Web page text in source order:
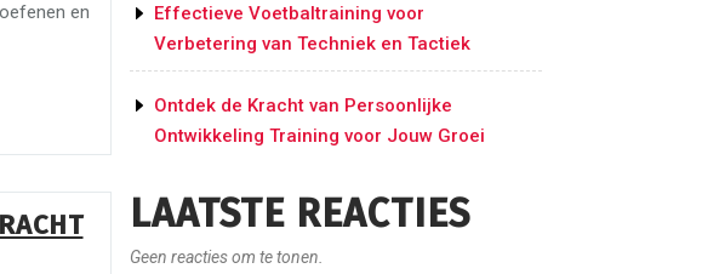
en
Effectieve Voetbaltraining voor
Verbetering van Techniek en Tactiek
Ontdek de Kracht van Persoonlijke
Ontwikkeling Training voor Jouw Groei
LAATSTE REACTIES
Geen reacties om te tonen.